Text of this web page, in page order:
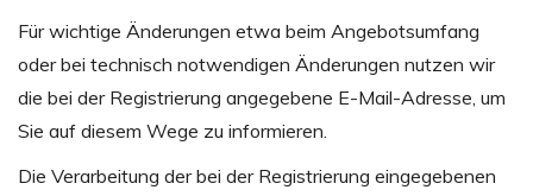
Für wichtige Änderungen etwa beim Angebotsumfang
oder bei technisch notwendigen Änderungen nutzen wir
die bei der Registrierung angegebene E-Mail-Adresse, um
Sie auf diesem Wege zu informieren.
Die Verarbeitung der bei der Registrierung eingegebenen